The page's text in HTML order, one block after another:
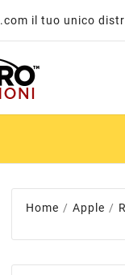
il tuo unico
Home Apple